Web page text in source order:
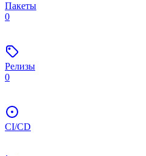
Пакеты
0
Релизы
0
CI/CD